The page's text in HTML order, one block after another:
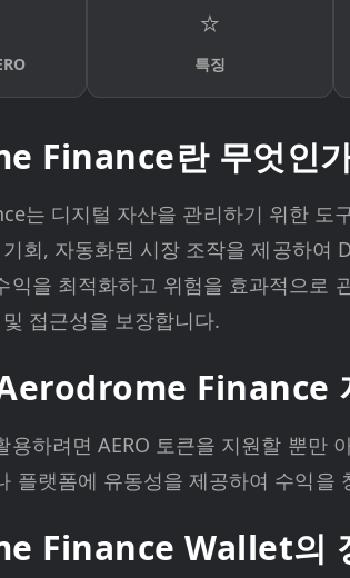
⭐
특징
Finance란 무엇인
는 디지털 자산을 관리하기 위한 도
회, 자동화된 시장 조작을 제공하
익을 최적화하고 위험을 효과적으로
접근성을 보장합니다.
Finance
용하려면 AERO 토큰을 지원할 뿐만
플랫폼에 유동성을 제공하여 수익을
Finance Wallet의